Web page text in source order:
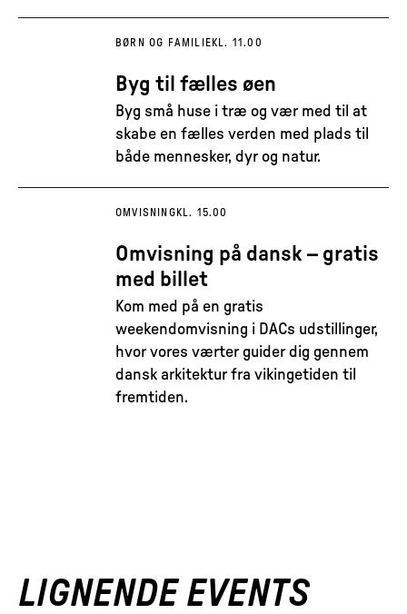
BØRN OG FAMILIE KL. 11.00
Byg til fælles øen
Byg små huse i træ og vær med til at
skabe en fælles verden med plads til
både mennesker, dyr og natur.
OMVISNING KL. 15.00
Omvisning på dansk – gratis
med billet
Kom med på en gratis
weekendomvisning i DACs udstillinger,
hvor vores værter guider dig gennem
dansk arkitektur fra vikingetiden til
fremtiden.
LIGNENDE EVENTS